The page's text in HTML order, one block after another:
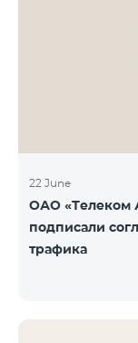
22 June
ОАО «Телеком
подписали
трафика